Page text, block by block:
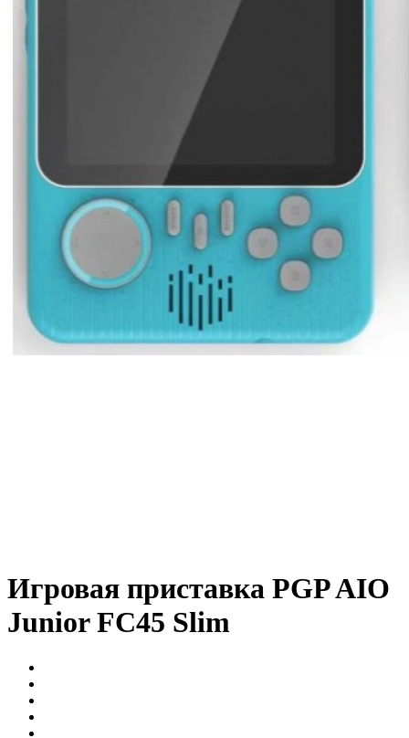
Игровая приставка PGP AIO
Junior FC45 Slim